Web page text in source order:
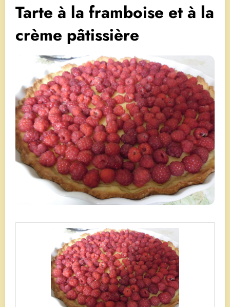
Tarte à la framboise et à la
crème pâtissière